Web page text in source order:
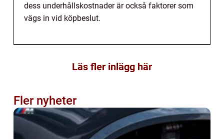
dess underhållskostnader är också faktorer som
vägs in vid köpbeslut.
Läs fler inlägg här
Fler nyheter